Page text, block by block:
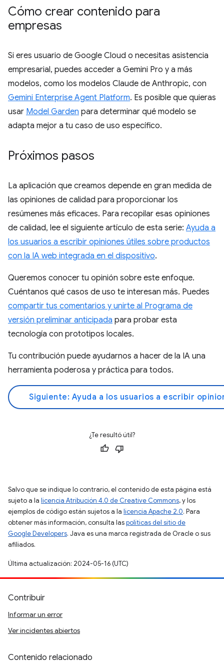
Cómo crear contenido para
empresas
Si eres usuario de Google Cloud o necesitas asistencia
empresarial, puedes acceder a Gemini Pro y a más
modelos, como los modelos Claude de Anthropic, con
Gemini Enterprise Agent Platform. Es posible que quieras
usar Model Garden para determinar qué modelo se
adapta mejor a tu caso de uso específico.
Próximos pasos
La aplicación que creamos depende en gran medida de
las opiniones de calidad para proporcionar los
resúmenes más eficaces. Para recopilar esas opiniones
de calidad, lee el siguiente artículo de esta serie: Ayuda a
los usuarios a escribir opiniones útiles sobre productos
con la IA web integrada en el dispositivo.
Queremos conocer tu opinión sobre este enfoque.
Cuéntanos qué casos de uso te interesan más. Puedes
compartir tus comentarios y unirte al Programa de
versión preliminar anticipada para probar esta
tecnología con prototipos locales.
Tu contribución puede ayudarnos a hacer de la IA una
herramienta poderosa y práctica para todos.
Siguiente: Ayuda a los usuarios a escribir
¿Te resultó útil?
Salvo que se indique lo contrario, el contenido de esta página está
sujeto a la licencia Atribución 4.0 de Creative Commons, y los
ejemplos de código están sujetos a la licencia Apache 2.0. Para
obtener más información, consulta laspolíticas del sitio de
Google Developers. Java es una marca registrada de Oracle o sus
afiliados.
Última actualización: 2024-05-16 (UTC)
Contribuir
Informar un error
Ver incidentes abiertos
Contenido relacionado